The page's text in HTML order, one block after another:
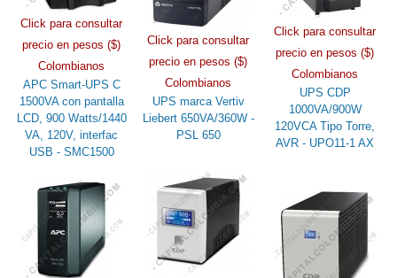
Click para consultar
precio en pesos ($)
Colombianos
APC Smart-UPS C
1500VA con pantalla
LCD, 900 Watts/1440
VA, 120V, interfac
USB - SMC1500
Click para consultar
precio en pesos ($)
Colombianos
UPS marca Vertiv
Liebert 650VA/360W -
PSL 650
Click para consultar
precio en pesos ($)
Colombianos
UPS CDP
1000VA/900W
120VCA Tipo Torre,
AVR - UPO11-1 AX